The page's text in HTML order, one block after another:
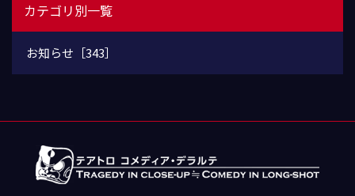
カテゴリ別一覧
お知らせ［343］